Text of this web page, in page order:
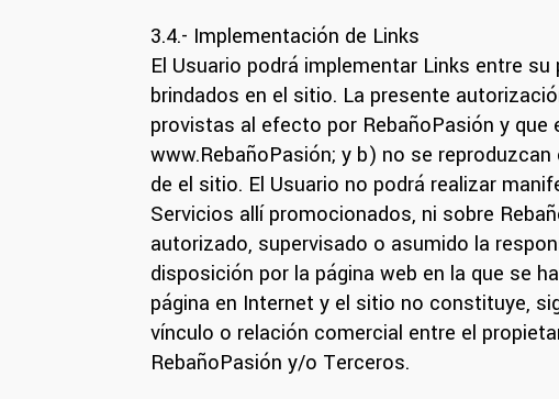
3.4.- Implementación de Links
El Usuario podrá implementar Links entre
brindados en el sitio. La presente
provistas al efecto por RebañoPasión y
www.RebañoPasión; y b) no se
de el sitio. El Usuario no podrá realizar
Servicios allí promocionados, ni sobre
autorizado, supervisado o asumido la
disposición por la página web en la que se
página en Internet y el sitio no constituye,
vínculo o relación comercial entre el
RebañoPasión y/o Terceros.